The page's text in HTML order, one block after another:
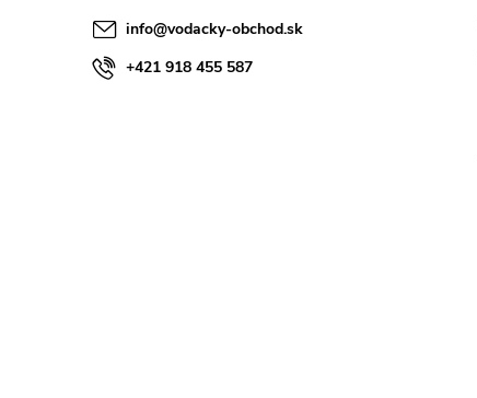
info@vodacky-obchod.sk
+421 918 455 587